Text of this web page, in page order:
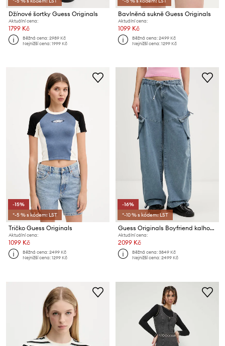
Džínové šortky Guess Originals
Aktuální cena:
1799 Kč
Běžná cena:2989 Kč
Nejnižší cena:1999 Kč
Bavlněná sukně Guess Originals
Aktuální cena:
1099 Kč
Běžná cena:2499 Kč
Nejnižší cena:1299 Kč
-15%
*-5 % s kódem: LST
Tričko Guess Originals
Aktuální cena:
1099 Kč
Běžná cena:2499 Kč
Nejnižší cena:1299 Kč
-16%
*-10 % s kódem: LST
Guess Originals Boyfriend kalhoty dámské
Aktuální cena:
2099 Kč
Běžná cena:3849 Kč
Nejnižší cena:2499 Kč